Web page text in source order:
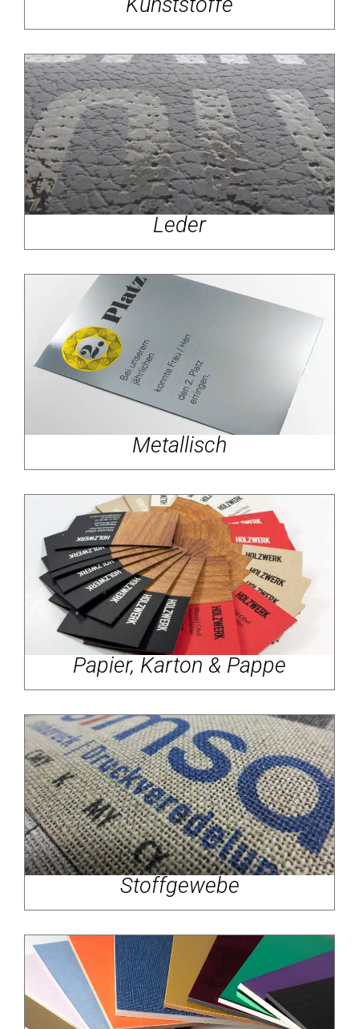
Leder
Metallisch
Papier, Karton & Pappe
Stoffgewebe